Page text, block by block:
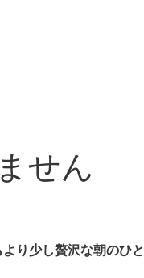
せん
り少し贅沢な朝のひと